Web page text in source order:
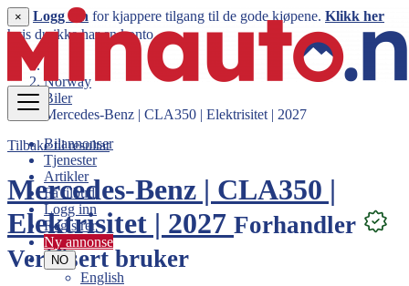
Bilannonser
Tjenester
Artikler
Få tilbud
Logg inn
Registrer
Ny annonse
NO
English
× Logg inn for kjappere tilgang til de gode kjøpene. Klikk her
hvis du ikke har en konto.
Norway
Biler
Mercedes-Benz | CLA350 | Elektrisitet | 2027
Tilbake til resultat
Mercedes-Benz | CLA350 |
Elektrisitet | 2027 Forhandler
Verifisert bruker